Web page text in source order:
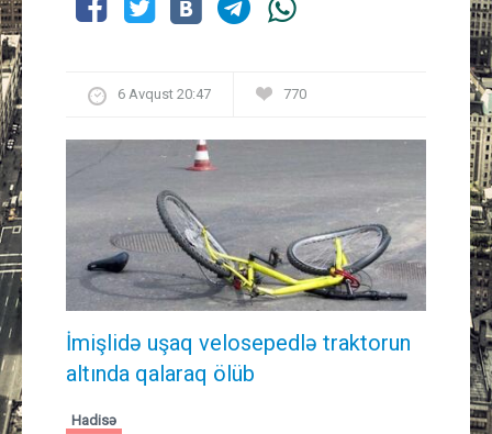
6 Avqust 20:47 770
İmişlidə uşaq velosepedlə traktorun
altında qalaraq ölüb
Hadisə